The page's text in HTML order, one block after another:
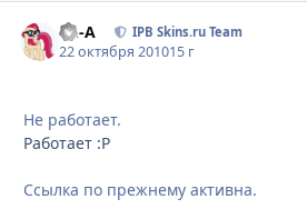
Ph-A IPB Skins.ru Team
22 октября 201015 г
Не работает.
Работает :P
Ссылка по прежнему активна.